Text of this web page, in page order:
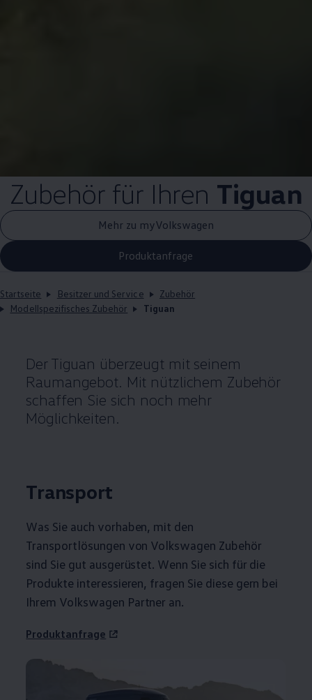
Zubehörfür Ihren Tiguan
Mehr zu myVolkswagen
Produktanfrage
Startseite Besitzer und Service
Zubehör
Modellspezifisches Zubehör
Tiguan
Der Tiguan überzeugt mit seinem
Raumangebot. Mit nützlichem Zubehör
schaffen Sie sich noch mehr
Möglichkeiten.
Transport
Was Sie auch vorhaben, mit den
Transportlösungen von Volkswagen Zubehör
sind Sie gut ausgerüstet. Wenn Sie sich für die
Produkte interessieren, fragen Sie diese gern bei
Ihrem Volkswagen Partner an.
Produktanfrage